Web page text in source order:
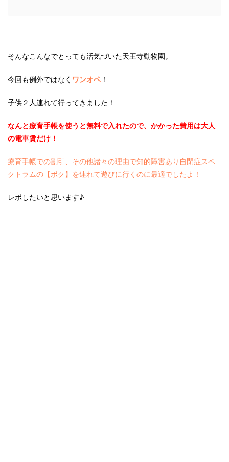
そんなこんなでとっても活気づいた天王寺動物園。
今回も例外ではなく ワンオペ！
子供２人連れて行ってきました！
なんと療育手帳を使うと無料で入れたので、かかった費用は大人
の電車賃だけ！
療育手帳での割引、その他諸々の理由で知的障害あり自閉症スペ
クトラムの【ボク】を連れて遊びに行くのに最適でしたよ！
レポしたいと思います♪